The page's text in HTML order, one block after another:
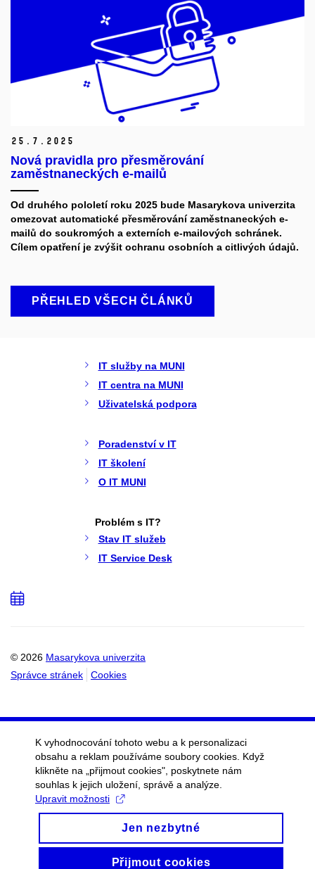
25. 7. 2025
Nová pravidla pro přesměrování
zaměstnaneckých e-mailů
Od druhého pololetí roku 2025 bude Masarykova univerzita
omezovat automatické přesměrování zaměstnaneckých e-
mailů do soukromých a externích e-mailových schránek.
Cílem opatření je zvýšit ochranu osobních a citlivých údajů.
PŘEHLED VŠECH ČLÁNKŮ
IT služby na MUNI
IT centra na MUNI
Uživatelská podpora
Poradenství v IT
IT školení
O IT MUNI
Problém s IT?
Stav IT služeb
IT Service Desk
© 2026 Masarykova univerzita
Správce stránek
Cookies
Přidat
K vyhodnocování tohoto webu a k personalizaci
obsahu a reklam používáme soubory cookies. Když
klikněte na „přijmout cookies", poskytnete nám
souhlas k jejich uložení, správě a analýze.
Upravit možnosti
Jen nezbytné
Přijmout cookies